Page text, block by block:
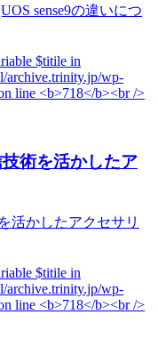
術を活かしたア